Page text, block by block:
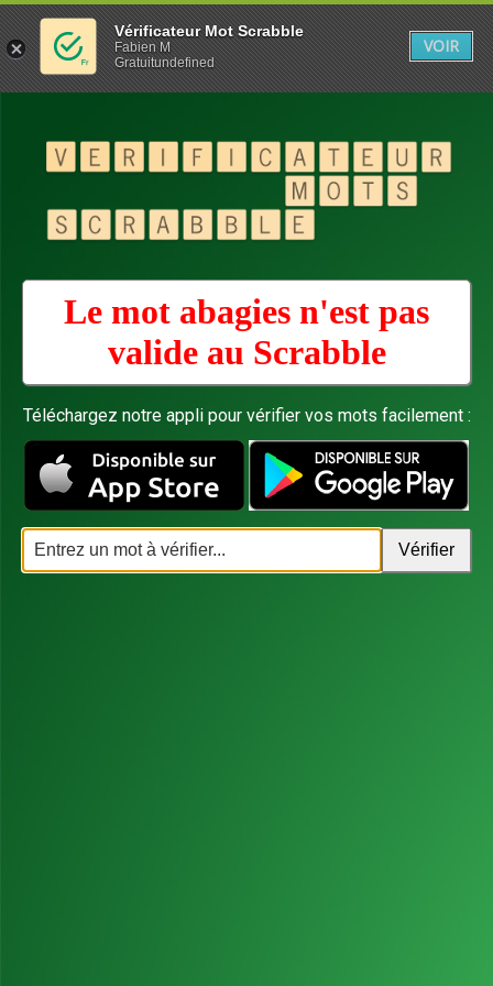
Le mot abagies n'est pas
valide au Scrabble
Téléchargez notre appli pour vérifier vos mots facilement :
Vérificateur Mot Scrabble
Fabien M
Gratuitundefined
VOIR